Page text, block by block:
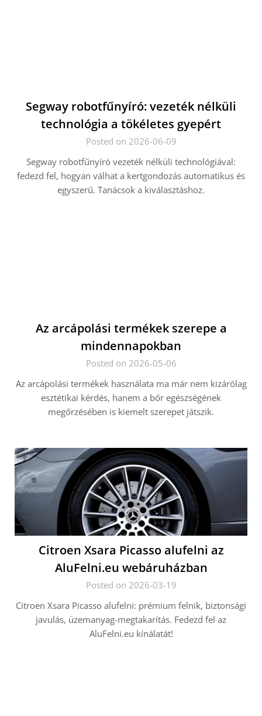
Segway robotfűnyíró: vezeték nélküli
technológia a tökéletes gyepért
Posted on 2026-06-09
Segway robotfűnyíró vezeték nélküli technológiával:
fedezd fel, hogyan válhat a kertgondozás automatikus és
egyszerű. Tanácsok a kiválasztáshoz.
Az arcápolási termékek szerepe a
mindennapokban
Posted on 2026-05-06
Az arcápolási termékek használata ma már nem kizárólag
esztétikai kérdés, hanem a bőr egészségének
megőrzésében is kiemelt szerepet játszik.
Citroen Xsara Picasso alufelni az
AluFelni.eu webáruházban
Posted on 2026-03-19
Citroen Xsara Picasso alufelni: prémium felnik, biztonsági
javulás, üzemanyag-megtakarítás. Fedezd fel az
AluFelni.eu kínálatát!